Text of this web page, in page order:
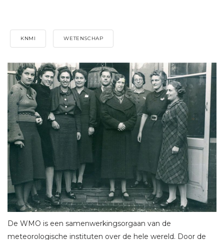
KNMI WETENSCHAP
De WMO is een samenwerkingsorgaan van de
meteorologische instituten over de hele wereld. Door de